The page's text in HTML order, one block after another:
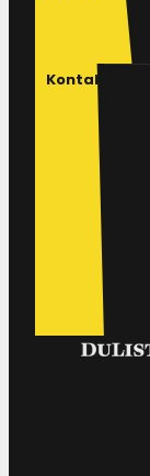
Kontakt